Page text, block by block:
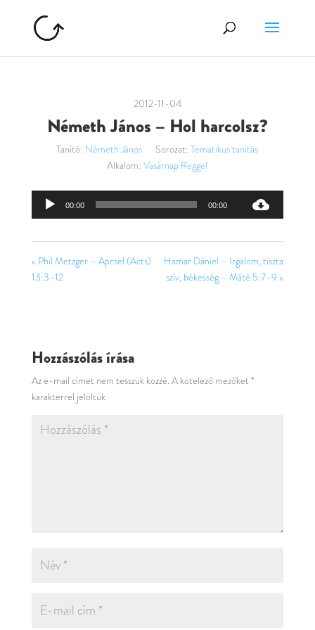
2012-11-04
Németh János – Hol harcolsz?
Tanító: Németh János Sorozat: Tematikus tanítás
Alkalom: Vasárnap Reggel
Audió
00:00 00:00
« Phil Metzger – Apcsel (Acts)
13:3–12
Hamar Dániel – Irgalom, tiszta
szív, békesség – Máté 5:7–9 »
Hozzászólás írása
Az e-mail címet nem tesszük közzé. A kötelező mezőket *
karakterrel jelöltük